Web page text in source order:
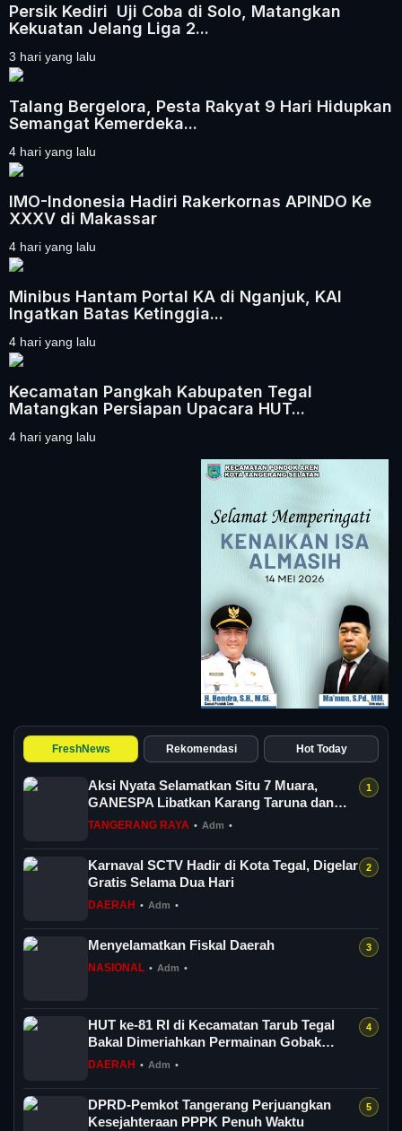
Persik Kediri Uji Coba di Solo, Matangkan
Kekuatan Jelang Liga 2...
3 hari yang lalu
Talang Bergelora, Pesta Rakyat 9 Hari Hidupkan
Semangat Kemerdeka...
4 hari yang lalu
IMO-Indonesia Hadiri Rakerkornas APINDO Ke
XXXV di Makassar
4 hari yang lalu
Minibus Hantam Portal KA di Nganjuk, KAI
Ingatkan Batas Ketinggia...
4 hari yang lalu
Kecamatan Pangkah Kabupaten Tegal
Matangkan Persiapan Upacara HUT...
4 hari yang lalu
FreshNews Rekomendasi Hot Today
Aksi Nyata Selamatkan Situ 7 Muara,
GANESPA Libatkan Karang Taruna dan
Komunitas
TANGERANG RAYA • Adm •
Karnaval SCTV Hadir di Kota Tegal, Digelar
Gratis Selama Dua Hari
DAERAH • Adm •
Menyelamatkan Fiskal Daerah
NASIONAL • Adm •
HUT ke-81 RI di Kecamatan Tarub Tegal
Bakal Dimeriahkan Permainan Gobak
Sodor
DAERAH • Adm •
DPRD-Pemkot Tangerang Perjuangkan
Kesejahteraan PPPK Penuh Waktu